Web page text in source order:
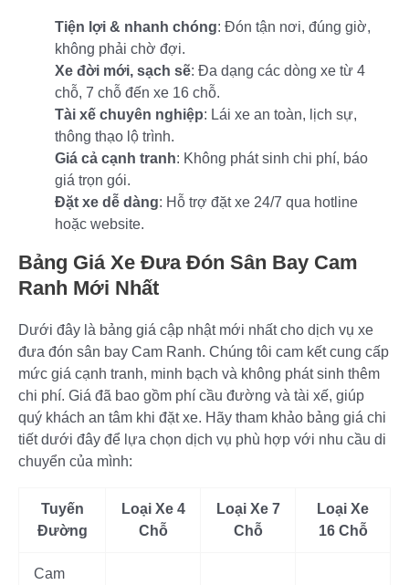
Tiện lợi & nhanh chóng: Đón tận nơi, đúng giờ,
không phải chờ đợi.
Xe đời mới, sạch sẽ: Đa dạng các dòng xe từ 4
chỗ, 7 chỗ đến xe 16 chỗ.
Tài xế chuyên nghiệp: Lái xe an toàn, lịch sự,
thông thạo lộ trình.
Giá cả cạnh tranh: Không phát sinh chi phí, báo
giá trọn gói.
Đặt xe dễ dàng: Hỗ trợ đặt xe 24/7 qua hotline
hoặc website.
Bảng Giá Xe Đưa Đón Sân Bay Cam
Ranh Mới Nhất
Dưới đây là bảng giá cập nhật mới nhất cho dịch vụ xe
đưa đón sân bay Cam Ranh. Chúng tôi cam kết cung cấp
mức giá cạnh tranh, minh bạch và không phát sinh thêm
chi phí. Giá đã bao gồm phí cầu đường và tài xế, giúp
quý khách an tâm khi đặt xe. Hãy tham khảo bảng giá chi
tiết dưới đây để lựa chọn dịch vụ phù hợp với nhu cầu di
chuyển của mình:
Tuyến
Đường
Loại Xe 4
Chỗ
Loại Xe 7
Chỗ
Loại Xe
16 Chỗ
Cam